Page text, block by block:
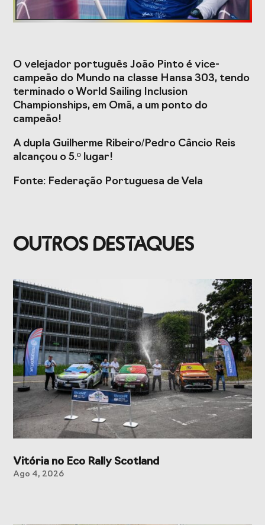
Formação
Estudos e Projetos
O Valor do
Desporto
Português, o seu
(1996-2024) e o seu
futuro
Estudo
caracterizador do
impacto da
Projetos Europeus
Eventos
Federações
Desportivas
Prémios Voz do
Desporto
Jogos CPLP
Congresso
Nacional do
Desporto
O velejador português João Pinto é vice-
campeão do Mundo na classe Hansa 303, tendo
terminado o World Sailing Inclusion
Championships, em Omã, a um ponto do
campeão!
A dupla Guilherme Ribeiro/Pedro Câncio Reis
alcançou o 5.º lugar!
Fonte: Federação Portuguesa de Vela
OUTROS DESTAQUES
Vitória no Eco Rally Scotland
Ago 4, 2026